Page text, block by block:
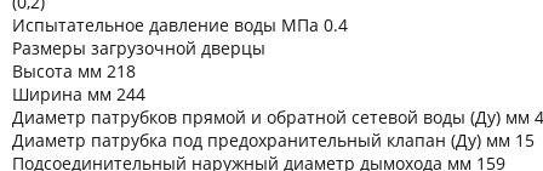
Испытательное давление воды МПа 0.4
Размеры загрузочной дверцы
Высота мм 218
Ширина мм 244
Диаметр патрубков прямой и обратной сетевой воды (Ду) мм
Диаметр патрубка под предохранительный клапан (Ду) мм 15
Подсоединительный наружный диаметр дымохода мм 159